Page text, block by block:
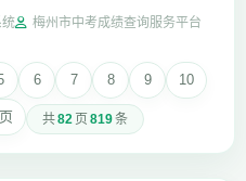
... 梅州市中考成绩查询服务平台
6 7 8 9 10
共82 页 819条